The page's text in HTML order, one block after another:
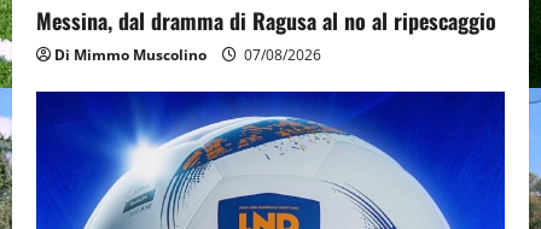
Messina, dal dramma di Ragusa al no al ripescaggio
Di Mimmo Muscolino 07/08/2026